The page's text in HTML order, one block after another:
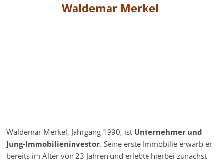
Waldemar Merkel
Waldemar Merkel, Jahrgang 1990, ist Unternehmer und
Jung-Immobilieninvestor. Seine erste Immobilie erwarb er
bereits im Alter von 23 Jahren und erlebte hierbei zunächst